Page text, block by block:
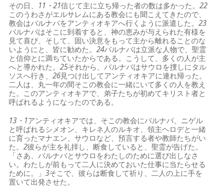
その日、 11・21信じて主に立ち帰った者の数は多かった。22
このうわさがエルサレムにある教会にも聞こえてきたので、
教会はバルナバをアンティオキアへ行くように派遣した。23
バルナバはそこに到着すると、神の恵みが与えられた有様を
見て喜び、そして、固い決意をもって主から離れることのな
いようにと、皆に勧めた。24バルナバは立派な人物で、聖霊
と信仰とに満ちていたからである。こうして、多くの人が主
へと導かれた。25それから、バルナバはサウロを捜しにタル
ソスへ行き、26見つけ出してアンティオキアに連れ帰った。
二人は、丸一年の間そこの教会に一緒にいて多くの人を教え
た。このアンティオキアで、弟子たちが初めてキリスト者と
呼ばれるようになったのである。
13・1アンティオキアでは、そこの教会にバルナバ、ニゲル
と呼ばれるシメオン、キレネ人のルキオ、領主ヘロデと一緒
に育ったマナエン、サウロなど、預言する者や教師たちがい
た。2彼らが主を礼拝し、断食していると、聖霊が告げた。
「さあ、バルナバとサウロをわたしのために選び出しなさ
い。わたしが前もって二人に決めておいた仕事に当たらせる
ために。」3そこで、彼らは断食して祈り、二人の上に手を
置いて出発させた。